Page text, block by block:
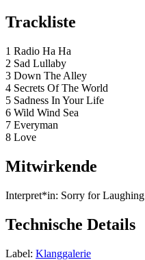
Trackliste
1 Radio Ha Ha
2 Sad Lullaby
3 Down The Alley
4 Secrets Of The World
5 Sadness In Your Life
6 Wild Wind Sea
7 Everyman
8 Love
Mitwirkende
Interpret*in: Sorry for Laughing
Technische Details
Label: Klanggalerie